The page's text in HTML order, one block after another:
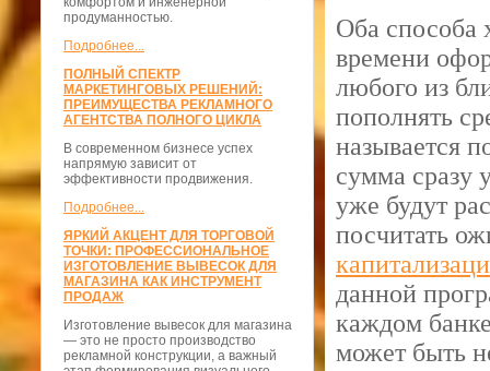
продуманностью.
Подробнее...
ПОЛНЫЙ СПЕКТР
МАРКЕТИНГОВЫХ РЕШЕНИЙ:
ПРЕИМУЩЕСТВА РЕКЛАМНОГО
АГЕНТСТВА ПОЛНОГО ЦИКЛА
В современном бизнесе успех
напрямую зависит от
эффективности продвижения.
Подробнее...
ЯРКИЙ АКЦЕНТ ДЛЯ ТОРГОВОЙ
ТОЧКИ: ПРОФЕССИОНАЛЬНОЕ
ИЗГОТОВЛЕНИЕ ВЫВЕСОК ДЛЯ
МАГАЗИНА КАК ИНСТРУМЕНТ
ПРОДАЖ
Изготовление вывесок для магазина
— это не просто производство
рекламной конструкции, а важный
Оба способа
времени
любого из
пополнять
называется
сумма сразу
уже будут
посчитать
данной
каждом
может быть